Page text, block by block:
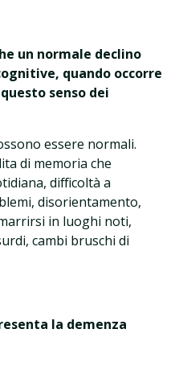
un normale declino
quando occorre
senso dei
essere normali.
di memoria che
difficoltà a
disorientamento,
in luoghi noti,
cambi bruschi di
la demenza